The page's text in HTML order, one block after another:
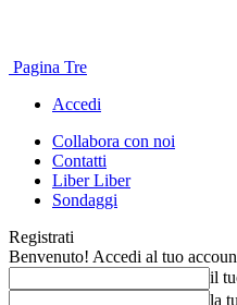
Pagina Tre
Accedi
Collabora con noi
Contatti
Liber Liber
Sondaggi
Registrati
Benvenuto! Accedi al tuo
il
la